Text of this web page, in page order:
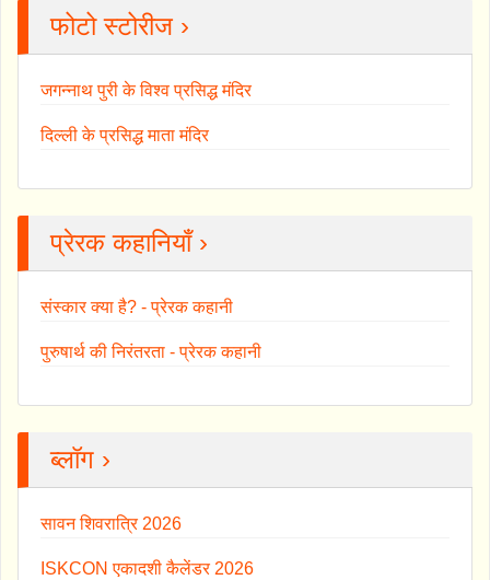
फोटो स्टोरीज ›
जगन्नाथ पुरी के विश्व प्रसिद्ध मंदिर
दिल्ली के प्रसिद्ध माता मंदिर
प्रेरक कहानियाँ ›
संस्कार क्या है? - प्रेरक कहानी
पुरुषार्थ की निरंतरता - प्रेरक कहानी
ब्लॉग ›
सावन शिवरात्रि 2026
ISKCON एकादशी कैलेंडर 2026